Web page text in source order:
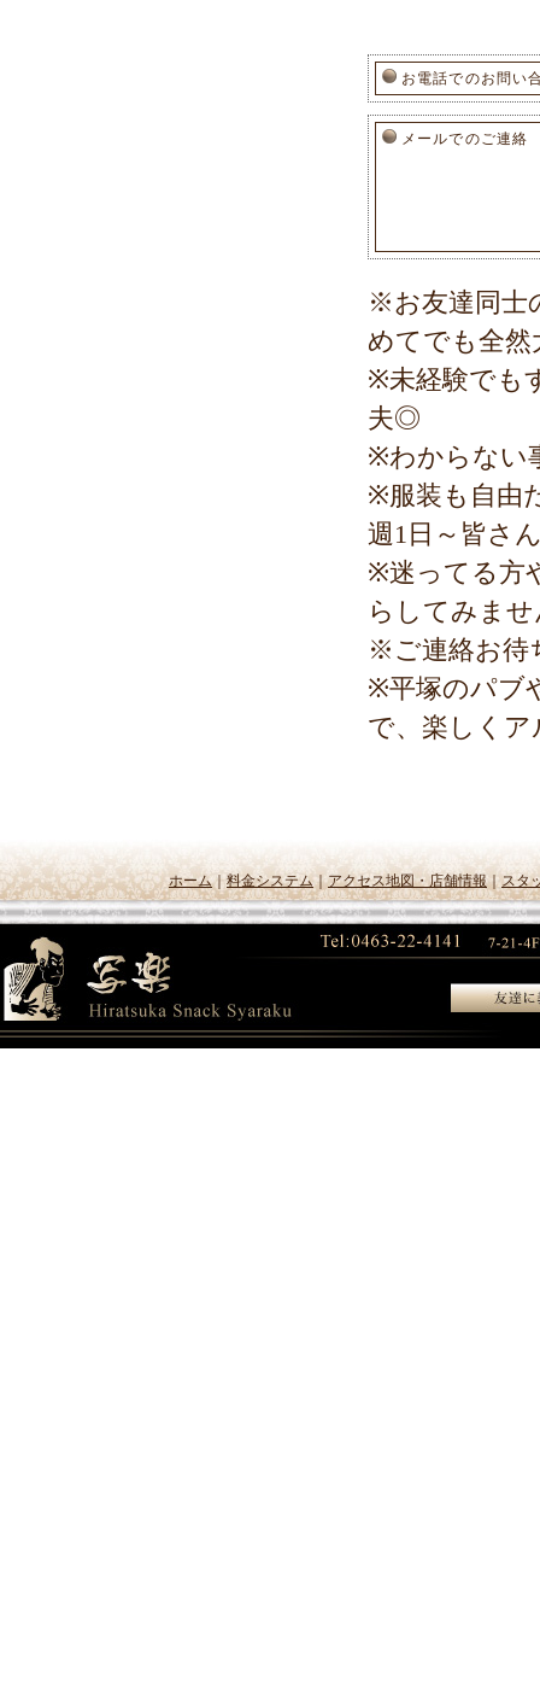
お電話でのお問い
メールでのご連絡
※お友達同士
めてでも全然
※未経験でも
夫◎
※わからない
※服装も自由
週1日～皆さ
※迷ってる方
らしてみま
※ご連絡お待
※平塚のパブ
で、楽しく
ホーム｜料金システム｜アクセス地図・店舗情報｜ スタ